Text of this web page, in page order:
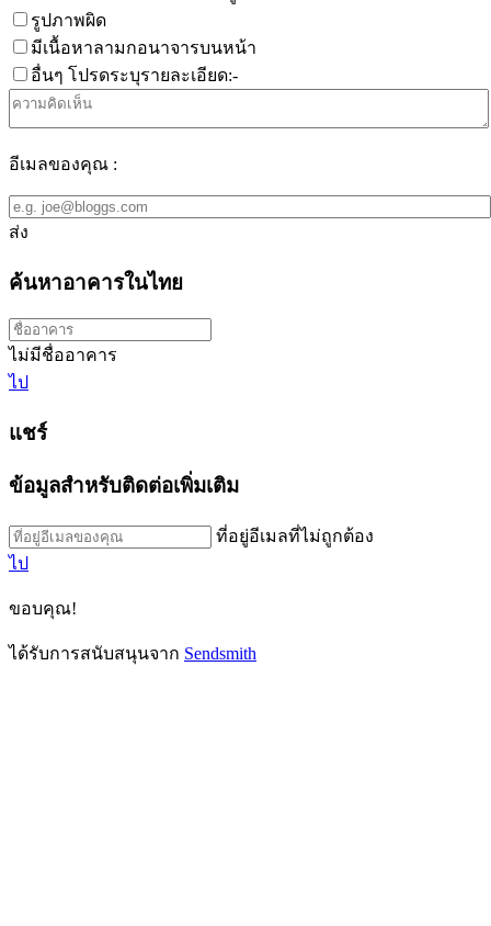
รูปภาพผิด
มีเนื้อหาลามกอนาจารบนหน้า
อื่นๆ โปรดระบุรายละเอียด:-
อีเมลของคุณ :
ส่ง
ค้นหาอาคารในไทย
ไม่มีชื่ออาคาร
ไป
แชร์
ข้อมูลสำหรับติดต่อเพิ่มเติม
ที่อยู่อีเมลที่ไม่ถูกต้อง
ไป
ขอบคุณ!
ได้รับการสนับสนุนจาก Sendsmith